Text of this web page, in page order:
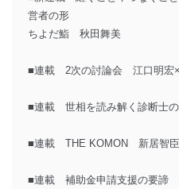
営者の形
ちよだ鮨 秋田舞美
■連載 2次の討論会 江口明宏×
■連載 世相を読み解く診断士
■連載 THE KOMON 新居智臣
■連載 補助金申請支援の要諦